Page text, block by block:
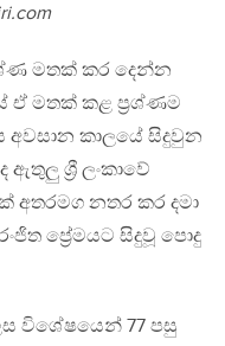
මතක් කර දෙන්න
ඒ මතක් කළ ප්‍රශ්ණම
කාලයේ සිදුවුන
ශ්‍රී ලංකාවේ
අතරමග නතර කර දමා
ප්‍රේමයට සිදුවූ පොදු
විශේෂයෙන් 77 පසු